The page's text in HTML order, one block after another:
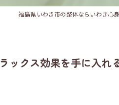
福島県いわき市の整体ならいわき心
ックス効果を手に入れ